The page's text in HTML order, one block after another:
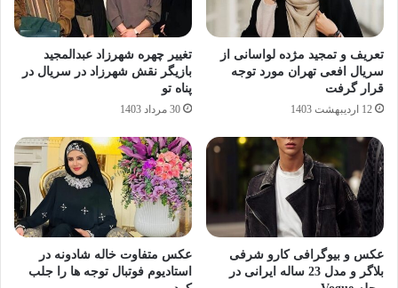
تعریف و تمجید مژده لواسانی از
سریال افعی تهران مورد توجه
قرار گرفت
12 اردیبهشت 1403
تغییر چهره شهرزاد عبدالمجید
بازیگر نقش شهرزاد در سریال در
پناه تو
30 مرداد 1403
عکس و بیوگرافی کارو شرفی
بلاگر و مدل 23 ساله ایرانی در
عکس متفاوت خاله شادونه در
استادیوم فوتبال توجه ها را جلب